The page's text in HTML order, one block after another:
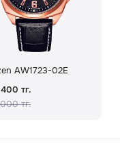
AW1723-02E
тг.
тг.